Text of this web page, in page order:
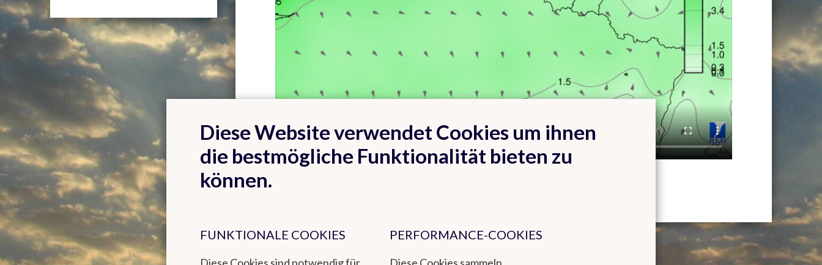
Diese Website verwendet Cookies um ihnen
die bestmögliche Funktionalität bieten zu
können.
FUNKTIONALE COOKIES PERFORMANCE-COOKIES